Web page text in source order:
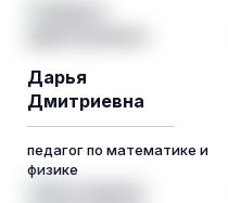
Дарья
Дмитриевна
педагог по математике и
физике